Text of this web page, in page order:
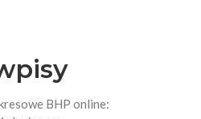
BHP online: